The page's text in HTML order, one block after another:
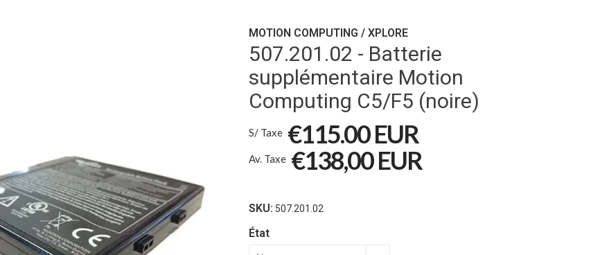
MOTION COMPUTING / XPLORE
507.201.02 - Batterie
supplémentaire Motion
Computing C5/F5 (noire)
S/ Taxe €115.00 EUR
Av. Taxe €138,00 EUR
SKU: 507.201.02
État